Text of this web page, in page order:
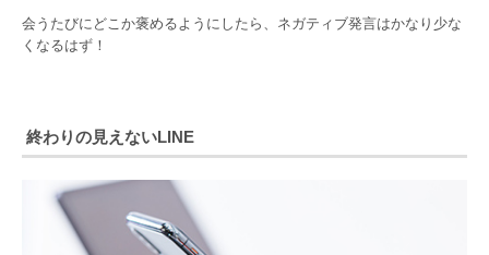
会うたびにどこか褒めるようにしたら、ネガティブ発言はかなり少な
くなるはず！
終わりの見えないLINE